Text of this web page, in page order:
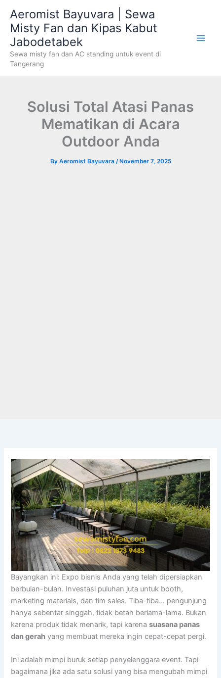
content
Aeromist Bayuvara | Sewa
Misty Fan dan Kipas Kabut
Jabodetabek
Sewa misty fan dan AC standing untuk event di
Tangerang
Solusi Total Atasi Panas
Mematikan di Acara
Outdoor Anda
By Aeromist Bayuvara / November 7, 2025
Bayangkan ini: Expo bisnis Anda yang telah dipersiapkan
berbulan-bulan. Investasi puluhan juta untuk booth,
marketing materials, dan tim sales. Tiba-tiba… pengunjung
hanya sebentar singgah, tidak betah berlama-lama. Bukan
karena produk tidak menarik, tapi karenasuasana panas
dan gerah yang membuat mereka ingin cepat-cepat pergi.
Ini adalah mimpi buruk setiap penyelenggara event. Tapi
bagaimana jika ada satu solusi yang bisa mengubah mimpi